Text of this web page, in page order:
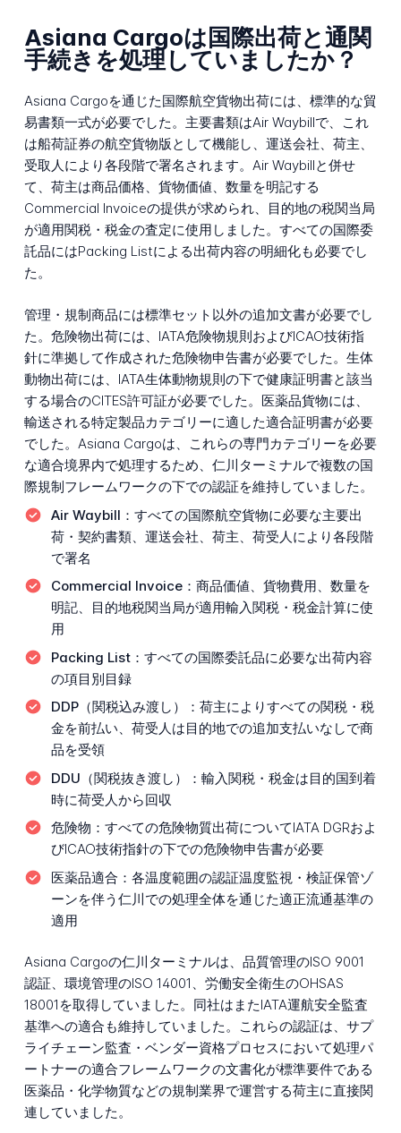
Asiana Cargoは国際出荷と通関
手続きを処理していましたか？
Asiana Cargoを通じた国際航空貨物出荷には、標準的な貿
易書類一式が必要でした。主要書類はAir Waybillで、これ
は船荷証券の航空貨物版として機能し、運送会社、荷主、
受取人により各段階で署名されます。Air Waybillと併せ
て、荷主は商品価格、貨物価値、数量を明記する
Commercial Invoiceの提供が求められ、目的地の税関当局
が適用関税・税金の査定に使用しました。すべての国際委
託品にはPacking Listによる出荷内容の明細化も必要でし
た。
管理・規制商品には標準セット以外の追加文書が必要でし
た。危険物出荷には、IATA危険物規則およびICAO技術指
針に準拠して作成された危険物申告書が必要でした。生体
動物出荷には、IATA生体動物規則の下で健康証明書と該当
する場合のCITES許可証が必要でした。医薬品貨物には、
輸送される特定製品カテゴリーに適した適合証明書が必要
でした。Asiana Cargoは、これらの専門カテゴリーを必要
な適合境界内で処理するため、仁川ターミナルで複数の国
際規制フレームワークの下での認証を維持していました。
Air Waybill： すべての国際航空貨物に必要な主要出
荷・契約書類、運送会社、荷主、荷受人により各段階
で署名
Commercial Invoice： 商品価値、貨物費用、数量を
明記、目的地税関当局が適用輸入関税・税金計算に使
用
Packing List： すべての国際委託品に必要な出荷内容
の項目別目録
DDP（関税込み渡し）： 荷主によりすべての関税・税
金を前払い、荷受人は目的地での追加支払いなしで商
品を受領
DDU（関税抜き渡し）： 輸入関税・税金は目的国到着
時に荷受人から回収
危険物： すべての危険物質出荷についてIATA DGRおよ
びICAO技術指針の下での危険物申告書が必要
医薬品適合： 各温度範囲の認証温度監視・検証保管ゾ
ーンを伴う仁川での処理全体を通じた適正流通基準の
適用
Asiana Cargoの仁川ターミナルは、品質管理のISO 9001
認証、環境管理のISO 14001、労働安全衛生のOHSAS
18001を取得していました。同社はまたIATA運航安全監査
基準への適合も維持していました。これらの認証は、サプ
ライチェーン監査・ベンダー資格プロセスにおいて処理パ
ートナーの適合フレームワークの文書化が標準要件である
医薬品・化学物質などの規制業界で運営する荷主に直接関
連していました。